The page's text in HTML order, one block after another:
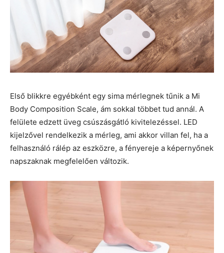
Első blikkre egyébként egy sima mérlegnek tűnik a Mi
Body Composition Scale, ám sokkal többet tud annál. A
felülete edzett üveg csúszásgátló kivitelezéssel. LED
kijelzővel rendelkezik a mérleg, ami akkor villan fel, ha a
felhasználó rálép az eszközre, a fényereje a képernyőnek
napszaknak megfelelően változik.